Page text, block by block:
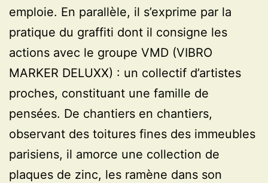
emploie. En parallèle, il s’exprime par la
pratique du graffiti dont il consigne les
actions avec le groupe VMD (VIBRO
MARKER DELUXX) : un collectif d’artistes
proches, constituant une famille de
pensées. De chantiers en chantiers,
observant des toitures fines des immeubles
parisiens, il amorce une collection de
plaques de zinc, les ramène dans son